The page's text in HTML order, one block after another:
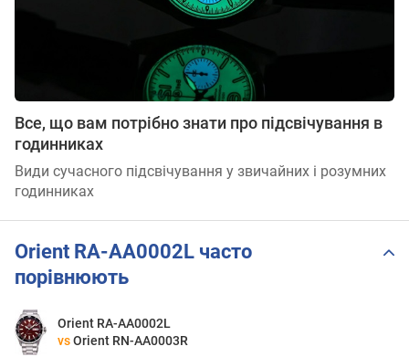
Все, що вам потрібно знати про підсвічування в
годинниках
Види сучасного підсвічування у звичайних і розумних
годинниках
Orient RA-AA0002L часто
порівнюють
Orient RA-AA0002L
vs Orient RN-AA0003R